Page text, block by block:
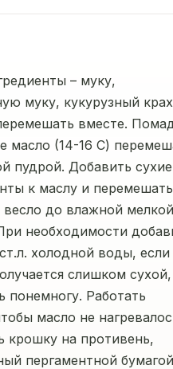
– муку,
муку, кукурузный
вместе.
масло (14-16 С)
пудрой. Добавить сухие
к маслу и перемешать
весло до влажной мелкой
необходимости
холодной воды, если
слишком сухой,
понемногу. Работать
масло не
крошку на противень,
пергаментной